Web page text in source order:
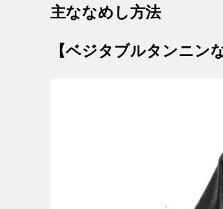
主ななめし方法
【ベジタブルタンニン